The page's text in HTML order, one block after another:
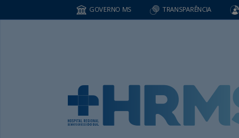
GOVERNO MS TRANSPARÊNCIA